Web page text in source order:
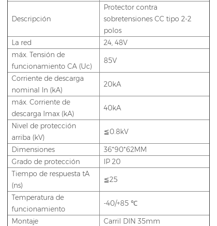
Descripción
Protector contra
sobretensiones CC tipo 2-2
polos
La red
24, 48V
máx. Tensión de
funcionamiento CA (Uc)
85V
Corriente de descarga
nominal In (kA)
20kA
máx. Corriente de
descarga Imax (kA)
40kA
Nivel de protección
arriba (kV)
≦0.8kV
Dimensiones
36*90*62MM
Grado de protección
IP 20
Tiempo de respuesta tA
(ns)
≦25
Temperatura de
funcionamiento
-40/+85 ℃
Montaje Carril DIN 35mm